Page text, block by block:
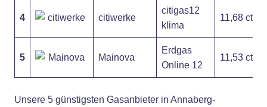
4 citiwerke
citigas12
klima
11,68 ct
5 Mainova
Erdgas
Online 12
11,53 ct
Unsere 5 günstigsten Gasanbieter in Annaberg-